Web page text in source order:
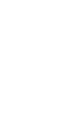
Emirate" in